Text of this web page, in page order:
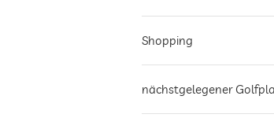
Shopping
nächstgelegener